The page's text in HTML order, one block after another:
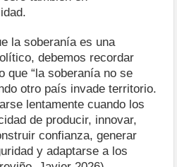
la soberanía es una
debemos recordar
que “la soberanía no se
otro país invade territorio.
lentamente cuando los
de producir, innovar,
confianza, generar
y adaptarse a los